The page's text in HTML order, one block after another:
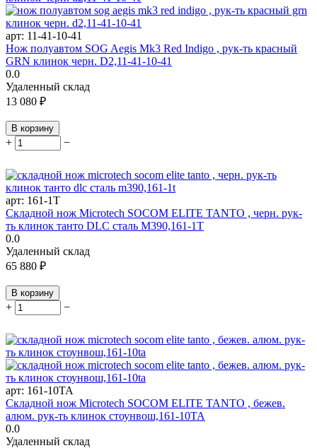
арт: 11-41-10-41
Нож полуавтом SOG Aegis Mk3 Red Indigo , рук-ть красный
GRN клинок черн. D2,11-41-10-41
0.0
Удаленный склад
13 080 ₽
В корзину
+ −
арт: 161-1T
Складной нож Microtech SOCOM ELITE TANTO , черн. рук-
ть клинок танто DLC сталь M390,161-1T
0.0
Удаленный склад
65 880 ₽
В корзину
+ −
арт: 161-10TA
Складной нож Microtech SOCOM ELITE TANTO , бежев.
алюм. рук-ть клинок стоунвош,161-10TA
0.0
Удаленный склад